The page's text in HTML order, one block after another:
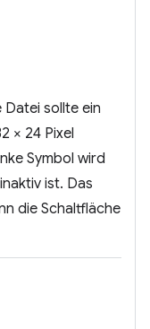
Datei sollte ein
× 24 Pixel
Symbol wird
ist. Das
die Schaltfläche